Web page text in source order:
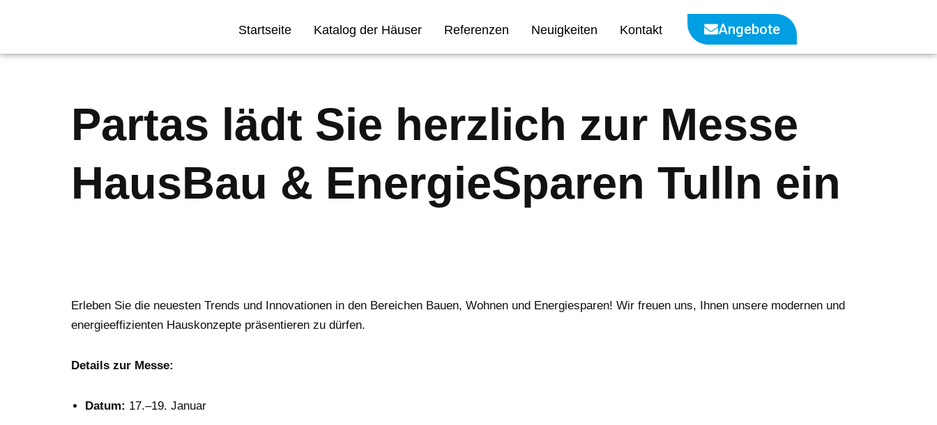
Inhalt
Startseite Katalog der Häuser Referenzen Neuigkeiten Kontakt Angebote
Partas lädt Sie herzlich zur Messe
HausBau & EnergieSparen Tulln ein
Erleben Sie die neuesten Trends und Innovationen in den Bereichen Bauen, Wohnen und Energiesparen! Wir freuen uns, Ihnen unsere modernen und
energieeffizienten Hauskonzepte präsentieren zu dürfen.
Details zur Messe:
Datum: 17.–19. Januar